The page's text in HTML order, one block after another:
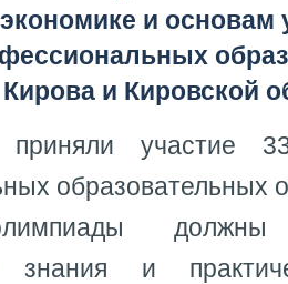
и основам
Кирова и Кировской
участие
образовательных
знания и